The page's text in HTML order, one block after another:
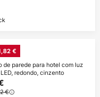
€
de parede para hotel com luz
redondo, cinzento
€